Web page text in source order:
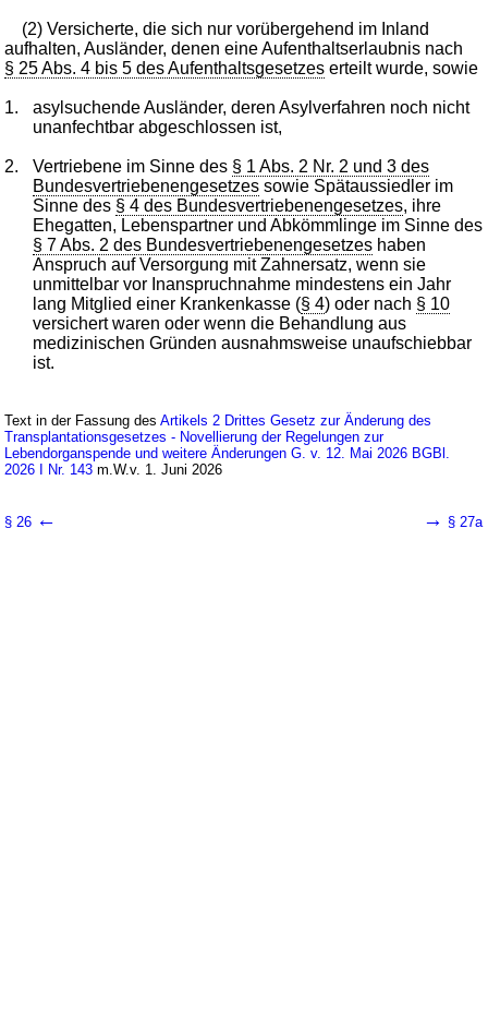
(2) Versicherte, die sich nur vorübergehend im Inland
aufhalten, Ausländer, denen eine Aufenthaltserlaubnis nach
§ 25 Abs. 4 bis 5 des Aufenthaltsgesetzes erteilt wurde, sowie
1.
asylsuchende Ausländer, deren Asylverfahren noch nicht
unanfechtbar abgeschlossen ist,
2. Vertriebene im Sinne des § 1 Abs. 2 Nr. 2 und 3 des
Bundesvertriebenengesetzes sowie Spätaussiedler im
Sinne des § 4 des Bundesvertriebenengesetzes, ihre
Ehegatten, Lebenspartner und Abkömmlinge im Sinne des
§ 7 Abs. 2 des Bundesvertriebenengesetzes haben
Anspruch auf Versorgung mit Zahnersatz, wenn sie
unmittelbar vor Inanspruchnahme mindestens ein Jahr
lang Mitglied einer Krankenkasse (§ 4) oder nach § 10
versichert waren oder wenn die Behandlung aus
medizinischen Gründen ausnahmsweise unaufschiebbar
ist.
Text in der Fassung desArtikels 2 Drittes Gesetz zur Änderung des
Transplantationsgesetzes - Novellierung der Regelungen zur
Lebendorganspende und weitere Änderungen G. v. 12. Mai 2026 BGBl.
2026 I Nr. 143 m.W.v. 1. Juni 2026
§ 26 ← → § 27a